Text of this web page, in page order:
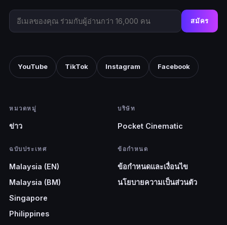
สมัคร
YouTube TikTok Instagram Facebook
หมวดหมู่
ข่าว
บริษัท
Pocket Cinematic
ฉบับประเทศ
Malaysia (EN)
Malaysia (BM)
Singapore
Philippines
ข้อกำหนด
ข้อกำหนดและเงื่อนไข
นโยบายความเป็นส่วนตัว